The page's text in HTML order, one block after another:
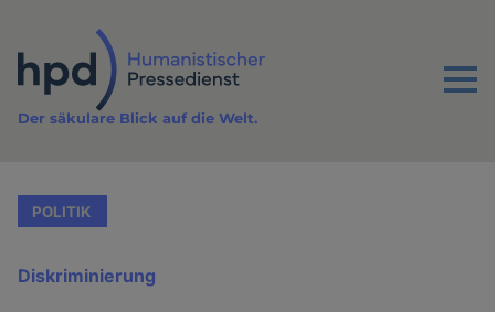
Inhalt
Menu
Der säkulare Blick auf die Welt.
POLITIK
Diskriminierung